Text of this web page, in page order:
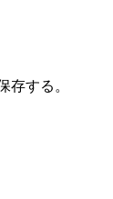
存する。